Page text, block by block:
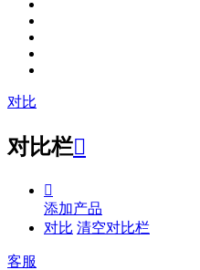
对比
对比栏

添加产品
对比 清空对比栏
客服